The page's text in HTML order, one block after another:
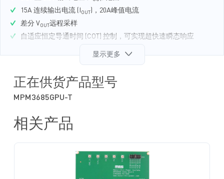
15A 连续输出电流 (I
OUT)，20A峰值电流
差分 V OUT远程采样
自适应恒定导通时间 (COT) 控制，可实现超快速瞬态响应
可选跳频模式或强制连续导通模式 (FCCM)
VOUT
放电功能
电源故障期间，电源正常 (PG)指示引脚有源钳位至低电平
可配置软启动时间 (t
预偏置启动
可选开关频率 (fSW
显示更多
正在供货产品型号
MPM3685GPU-T
相关产品